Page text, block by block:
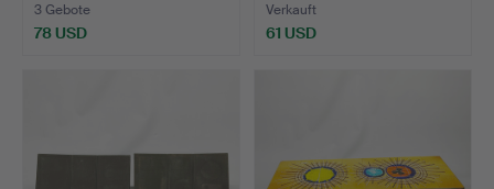
3 Gebote
78 USD
Verkauft
61 USD